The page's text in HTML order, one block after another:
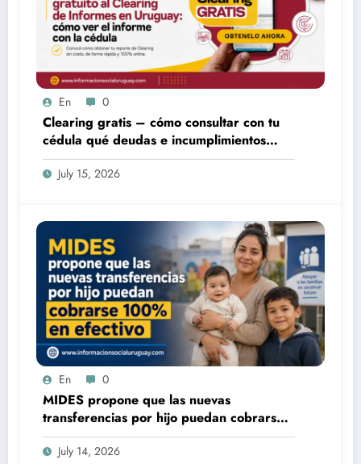
En 0
Clearing gratis – cómo consultar con tu
cédula qué deudas e incumplimientos
tenés
July 15, 2026
En 0
MIDES propone que las nuevas
transferencias por hijo puedan cobrarse
100% en efectivo: qué cambiaría desde
2027July 14, 2026